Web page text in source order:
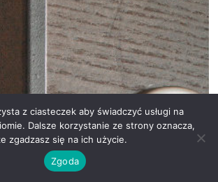
z ciasteczek aby świadczyć usługi na
Dalsze korzystanie ze strony oznacza,
zgadzasz się na ich użycie.
Zgoda